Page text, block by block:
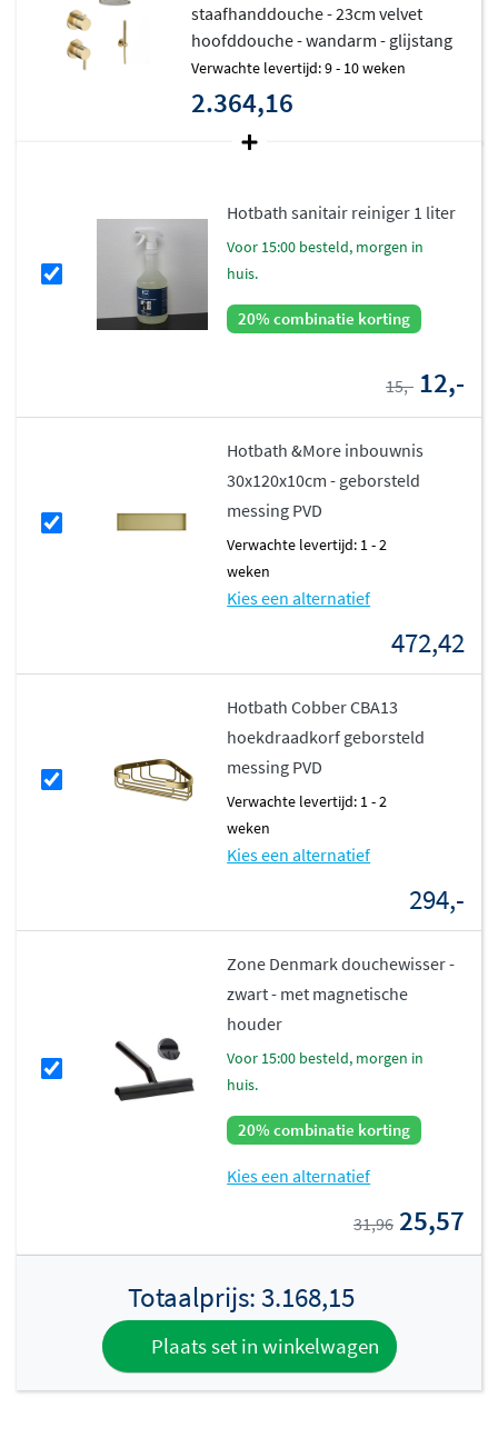
staafhanddouche - 23cm velvet
hoofddouche - wandarm - glijstang
Verwachte levertijd: 9 - 10 weken
2.364,16
Hotbath sanitair reiniger 1 liter
voor 15:00 besteld, morgen in
huis.
20% combinatie korting
15,- 12,-
Hotbath &More inbouwnis
30x120x10cm - geborsteld
messing PVD
Verwachte levertijd: 1 - 2
weken
Kies een alternatief
472,42
Hotbath Cobber CBA13
hoekdraadkorf geborsteld
messing PVD
Verwachte levertijd: 1 - 2
weken
Kies een alternatief
294,-
Zone Denmark douchewisser -
zwart - met magnetische
houder
voor 15:00 besteld, morgen in
huis.
20% combinatie korting
Kies een alternatief
31,96 25,57
Totaalprijs:3.168,15
Plaats set in winkelwagen